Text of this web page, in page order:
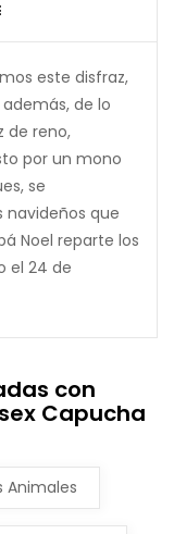
este disfraz,
de lo
de reno,
por un mono
se
navideños que
Noel reparte los
el 24 de
con
Capucha
Animales